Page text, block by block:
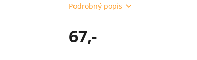
Podrobný popis
67,-